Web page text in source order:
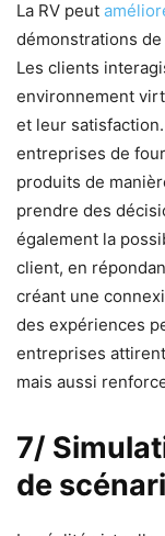
La RV peut
démonstrations
Les clients
environnement
et leur
entreprises de
produits de
prendre des
également la
client, en
créant une
des expériences
entreprises
mais aussi
7/
de